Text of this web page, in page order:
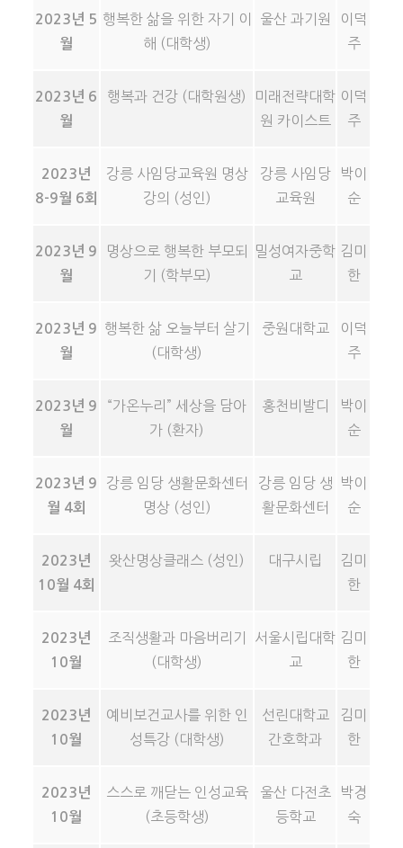
2023년 5
월
행복한 삶을 위한 자기 이
해 (대학생)
울산 과기원
이덕
주
2023년 6
월
행복과 건강 (대학원생)
미래전략대학
원 카이스트
이덕
주
2023년
8-9월 6회
강릉 사임당교육원 명상
강의 (성인)
강릉 사임당
교육원
박이
순
2023년 9
월
명상으로 행복한 부모되
기 (학부모)
밀성여자중학
교
김미
한
2023년 9
월
행복한 삶 오늘부터 살기
(대학생)
중원대학교
이덕
주
2023년 9
월
“가온누리” 세상을 담아
가 (환자)
홍천비발디
박이
순
2023년 9
월 4회
강릉 임당 생활문화센터
명상 (성인)
강릉 임당 생
활문화센터
박이
순
2023년
10월 4회
왓산명상클래스 (성인) 대구시립
김미
한
2023년
10월
조직생활과 마음버리기
(대학생)
서울시립대학
교
김미
한
2023년
10월
예비보건교사를 위한 인
성특강 (대학생)
선린대학교
간호학과
김미
한
2023년
10월
스스로 깨닫는 인성교육
(초등학생)
울산 다전초
등학교
박경
숙